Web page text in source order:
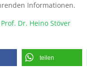
Informationen.
Prof. Dr. Heino Stöver
teilen